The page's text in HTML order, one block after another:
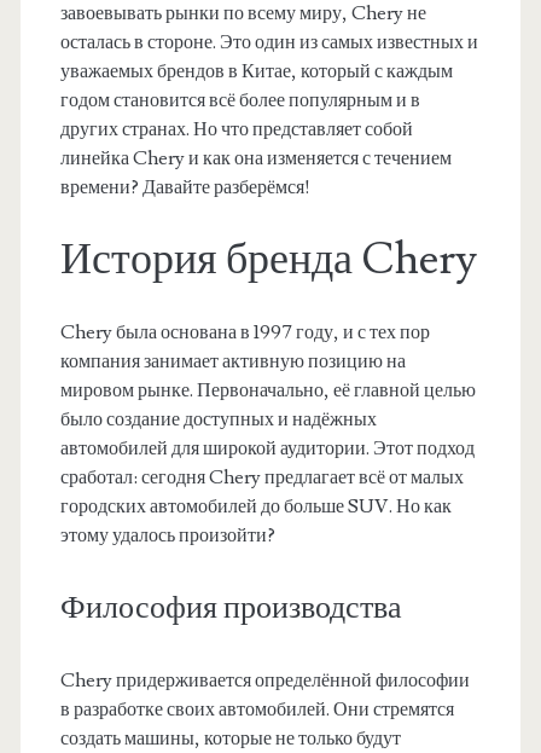
завоевывать рынки по всему миру, Chery не
осталась в стороне. Это один из самых известных и
уважаемых брендов в Китае, который с каждым
годом становится всё более популярным и в
других странах. Но что представляет собой
линейка Chery и как она изменяется с течением
времени? Давайте разберёмся!
История бренда Chery
Chery была основана в 1997 году, и с тех пор
компания занимает активную позицию на
мировом рынке. Первоначально, её главной целью
было создание доступных и надёжных
автомобилей для широкой аудитории. Этот подход
сработал: сегодня Chery предлагает всё от малых
городских автомобилей до больше SUV. Но как
этому удалось произойти?
Философия производства
Chery придерживается определённой философии
в разработке своих автомобилей. Они стремятся
создать машины, которые не только будут